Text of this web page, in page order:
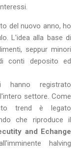
del nuovo anno, ho
L'idea alla base di
seppur minori
conti deposito ed
registrato
settore. Come
trend è legato
che riproduce il
and Echange
halving